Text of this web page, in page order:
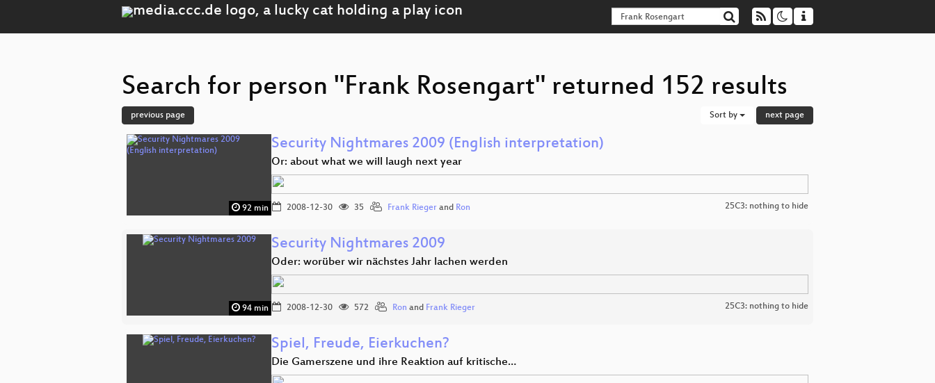
Search for person "Frank Rosengart" returned 152 results
previous page Sort by next page
92 min
Security Nightmares 2009 (English interpretation)
Or: about what we will laugh next year
2008-12-30 35 Frank Rieger and Ron 25C3: nothing to hide
94 min
Security Nightmares 2009
Oder: worüber wir nächstes Jahr lachen werden
2008-12-30 572 Ron and Frank Rieger 25C3: nothing to hide
Spiel, Freude, Eierkuchen?
Die Gamerszene und ihre Reaktion auf kritische…